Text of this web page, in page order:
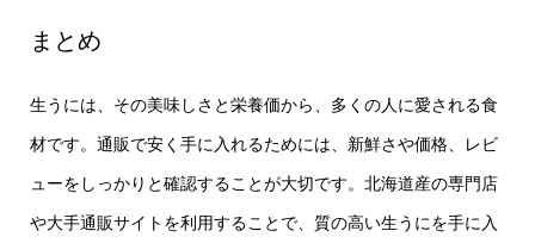
まとめ
生うには、その美味しさと栄養価から、多くの人に愛される食
材です。通販で安く手に入れるためには、新鮮さや価格、レビ
ューをしっかりと確認することが大切です。北海道産の専門店
や大手通販サイトを利用することで、質の高い生うにを手に入